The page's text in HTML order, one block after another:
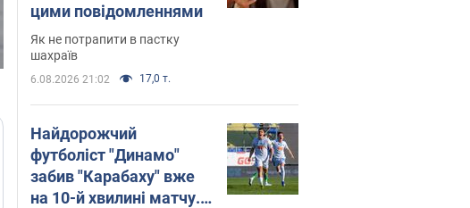
цими повідомленнями
Як не потрапити в пастку
шахраїв
6.08.2026 21:02 17,0 т.
Найдорожчий
футболіст "Динамо"
забив "Карабаху" вже
на 10-й хвилині матчу.